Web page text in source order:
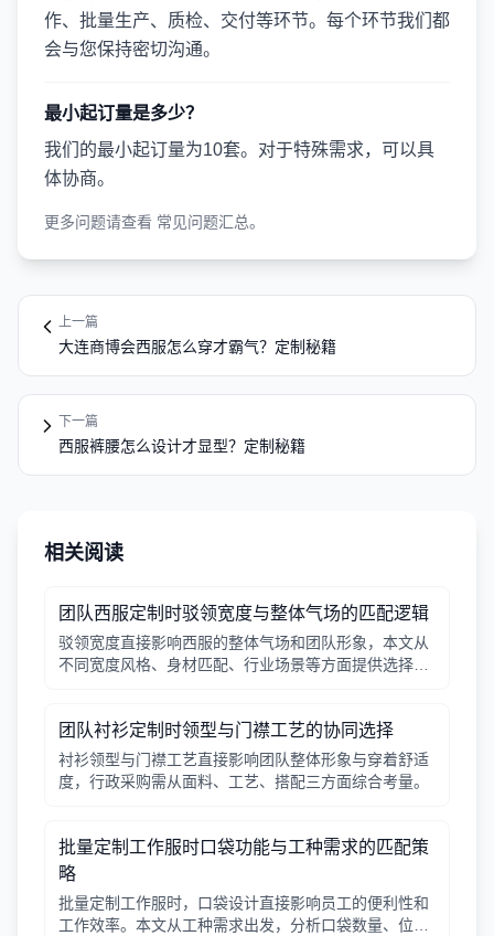
作、批量生产、质检、交付等环节。每个环节我们都
会与您保持密切沟通。
最小起订量是多少？
我们的最小起订量为10套。对于特殊需求，可以具
体协商。
更多问题请查看 常见问题汇总。
上一篇
大连商博会西服怎么穿才霸气？定制秘籍
下一篇
西服裤腰怎么设计才显型？定制秘籍
相关阅读
团队西服定制时驳领宽度与整体气场的匹配逻辑
驳领宽度直接影响西服的整体气场和团队形象，本文从
不同宽度风格、身材匹配、行业场景等方面提供选择逻
团队衬衫定制时领型与门襟工艺的协同选择
衬衫领型与门襟工艺直接影响团队整体形象与穿着舒适
度，行政采购需从面料、工艺、搭配三方面综合考量。
批量定制工作服时口袋功能与工种需求的匹配策
略
批量定制工作服时，口袋设计直接影响员工的便利性和
工作效率。本文从工种需求出发，分析口袋数量、位